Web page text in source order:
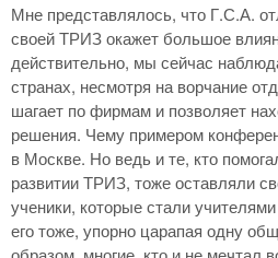
Мне представлялось, что Г.С.А.
своей ТРИЗ окажет большое
действительно, мы сейчас
странах, несмотря на ворчание
шагает по фирмам и позволяет
решения. Чему примером
в Москве. Но ведь и те, кто
развитии ТРИЗ, тоже оставляли
ученики, которые стали
его тоже, упорно царапая одну